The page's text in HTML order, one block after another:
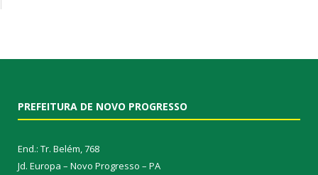
PREFEITURA DE NOVO PROGRESSO
End.: Tr. Belém, 768
Jd. Europa – Novo Progresso – PA